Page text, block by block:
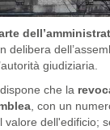
delibera
giudiziaria.
dispone che la
, con un
dell'edificio;